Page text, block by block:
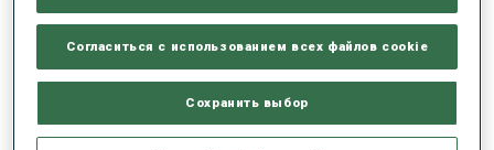
СТРЕЛЬБА СТОЯ
Данных нет
РЕЗУЛЬТАТЫ - ТЕНДЕНЦИЯ
Согласиться с использованием всех файлов cookie
Сохранить выбор